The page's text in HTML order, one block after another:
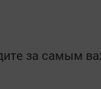
за самым